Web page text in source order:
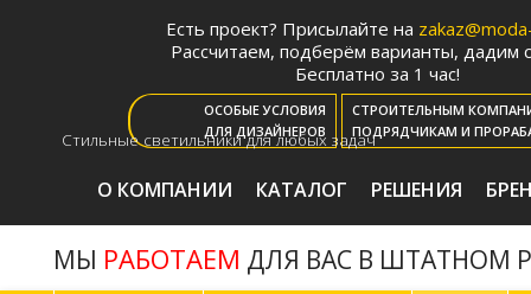
Есть проект? Присылайте на
Рассчитаем, подберём варианты, дадим
Бесплатно за 1 час!
ОСОБЫЕ УСЛОВИЯ
ДЛЯ ДИЗАЙНЕРОВ
СТРОИТЕЛЬНЫМ
ПОДРЯДЧИКАМ И
Стильные светильники для любых задач
О КОМПАНИИ КАТАЛОГ РЕШЕНИЯ
МЫ РАБОТАЕМ ДЛЯ ВАС В ШТАТНОМ